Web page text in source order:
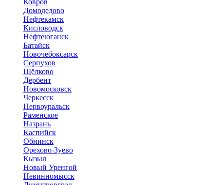
Домодедово
Нефтекамск
Кисловодск
Нефтеюганск
Батайск
Новочебоксарск
Серпухов
Щёлково
Дербент
Новомосковск
Черкесск
Первоуральск
Раменское
Назрань
Каспийск
Обнинск
Орехово-Зуево
Кызыл
Новый Уренгой
Невинномысск